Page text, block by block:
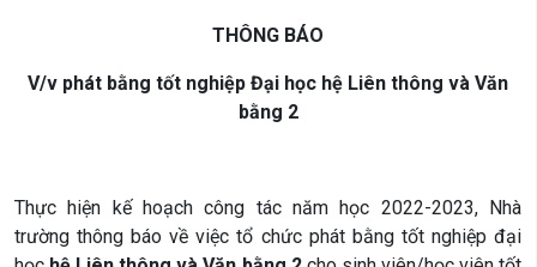
THÔNG BÁO
V/v phát bằng tốt nghiệp Đại học hệ Liên thông và Văn
bằng 2
Thực hiện kế hoạch công tác năm học 2022-2023, Nhà
trường thông báo về việc tổ chức phát bằng tốt nghiệp đại